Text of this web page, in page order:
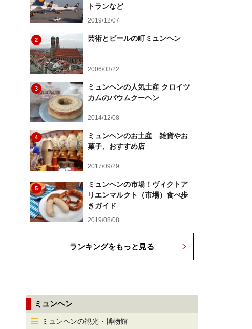
トランなど
2019/12/07
2 芸術とビールの町ミュンヘン
2006/03/22
3
ミュンヘンの人気土産 クロイツ
カムのバウムクーヘン
2014/12/08
4
ミュンヘンのお土産 雑貨やお
菓子、おすすめ店
2017/09/29
5
ミュンヘンの市場！ヴィクトア
リエンマルクト（市場）食べ歩
きガイド
2019/08/08
ランキングをもっと見る
ミュンヘン
ミュンヘンの観光・博物館